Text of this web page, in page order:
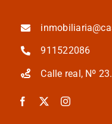
911522086
Calle real, Nº